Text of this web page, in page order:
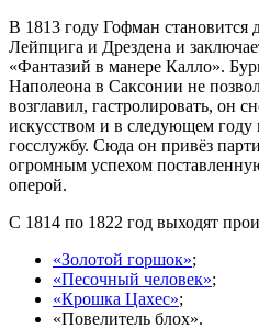
В 1813 году Гофман становится
Лейпцига и Дрездена и
«Фантазий в манере Калло».
Наполеона в Саксонии не
возглавил, гастролировать, он
искусством и в следующем году
госслужбу. Сюда он привёз
огромным успехом
оперой.
С 1814 по 1822 год выходят
«Золотой горшок»;
«Песочный человек»;
«Крошка Цахес»;
«Повелитель блох».